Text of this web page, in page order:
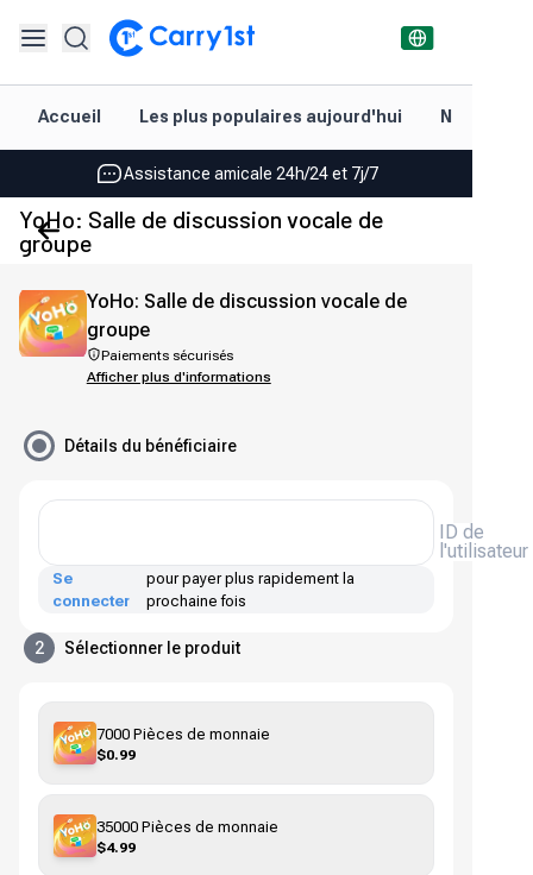
Accueil Les plus populaires aujourd'hui
Les meilleures offres pour vos meilleurs jeux
Assistance amicale 24h/24 et 7j/7
Noté 4,45 sur Google Play et l'App Store
Les meilleures offres pour vos meilleurs jeux
Assistance amicale 24h/24 et 7j/7
YoHo: Salle de discussion vocale de
groupe
YoHo: Salle de discussion vocale de
groupe
Paiements sécurisés
Afficher plus d'informations
Détails du bénéficiaire
ID de
l'utilisateur
Se
connecter
pour payer plus rapidement la
prochaine fois
2 Sélectionner le produit
7000 Pièces de monnaie
$0.99
35000 Pièces de monnaie
$4.99